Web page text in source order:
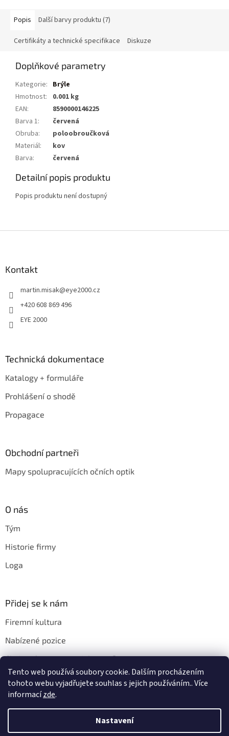
Tento web používá soubory cookie. Dalším procházením
tohoto webu vyjadřujete souhlas s jejich používáním.. Více
informacízde.
Nastavení
Popis Další barvy produktu (7)
Certifikáty a technické specifikace Diskuze
Doplňkové parametry
Kategorie: Brýle
Hmotnost:
0.001 kg
EAN:
8590000146225
Barva 1:
červená
Obruba:
poloobroučková
Materiál:
kov
Barva: červená
Detailní popis produktu
Popis produktu není dostupný
Kontakt
martin.misak@eye2000.cz
+420 608 869 496
EYE 2000
Technická dokumentace
Katalogy + formuláře
Prohlášení o shodě
Propagace
Obchodní partneři
Mapy spolupracujících očních optik
O nás
Tým
Historie firmy
Loga
Přidej se k nám
Firemní kultura
Nabízené pozice
Chci u vás pracovat. Jak na to?